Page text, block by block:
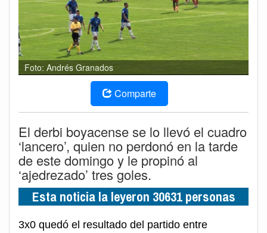
Foto: Andrés Granados
Comparte
El derbi boyacense se lo llevó el cuadro
‘lancero’, quien no perdonó en la tarde
de este domingo y le propinó al
‘ajedrezado’ tres goles.
Esta noticia la leyeron 30631 personas
3x0 quedó el resultado del partido entre